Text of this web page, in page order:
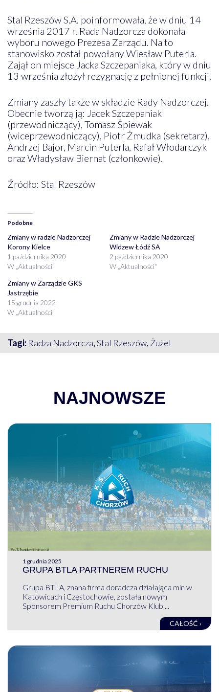
Stal Rzeszów S.A. poinformowała, że w dniu 14
września 2017 r. Rada Nadzorcza dokonała
wyboru nowego Prezesa Zarządu. Na to
stanowisko został powołany Wiesław Puterla.
Zajął on miejsce Jacka Szczepaniaka, który w dniu
13 września złożył rezygnację z pełnionej funkcji.
Zmiany zaszły także w składzie Rady Nadzorczej.
Obecnie tworzą ją: Jacek Szczepaniak
(przewodniczący), Tomasz Śpiewak
(wiceprzewodniczący), Piotr Żmudka (sekretarz),
Andrzej Bajor, Marcin Puterla, Rafał Włodarczyk
oraz Władysław Biernat (członkowie).
Źródło: Stal Rzeszów
Podobne
Zmiany w radzie Nadzorczej
Korony Kielce
1 października 2020
W „Aktualności"
Zmiany w Radzie Nadzorczej
Widzew Łódź SA
2 października 2020
W „Aktualności"
Zmiany w Zarządzie GKS
Jastrzębie
15 grudnia 2022
W „Aktualności"
Tagi: Radza Nadzorcza,Stal Rzeszów, Żużel
NAJNOWSZE
1 grudnia 2025
GRUPA BTLA PARTNEREM RUCHU
Grupa BTLA, znana firma doradcza działająca min w
Katowicach i Częstochowie, została nowym
Sponsorem Premium Ruchu Chorzów Klub ...
CAŁOŚĆ ›